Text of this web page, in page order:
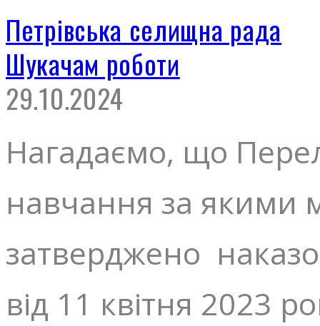
Петрівська селищна рада
Шукачам роботи
29.10.2024
Нагадаємо, що
навчання за якими
затверджено
від 11 квітня 2023